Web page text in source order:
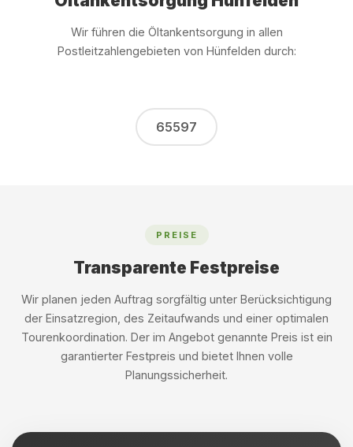
Wir führen die Öltankentsorgung in allen
Postleitzahlengebieten von Hünfelden durch:
65597
PREISE
Transparente Festpreise
Wir planen jeden Auftrag sorgfältig unter Berücksichtigung
der Einsatzregion, des Zeitaufwands und einer optimalen
Tourenkoordination. Der im Angebot genannte Preis ist ein
garantierter Festpreis und bietet Ihnen volle
Planungssicherheit.